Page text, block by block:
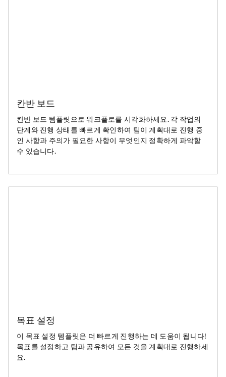
칸반 보드
칸반 보드 템플릿으로 워크플로를 시각화하세요. 각 작업의
단계와 진행 상태를 빠르게 확인하여 팀이 계획대로 진행 중
인 사항과 주의가 필요한 사항이 무엇인지 정확하게 파악할
수 있습니다.
목표 설정
이 목표 설정 템플릿은 더 빠르게 진행하는 데 도움이 됩니다!
목표를 설정하고 팀과 공유하여 모든 것을 계획대로 진행하세
요.